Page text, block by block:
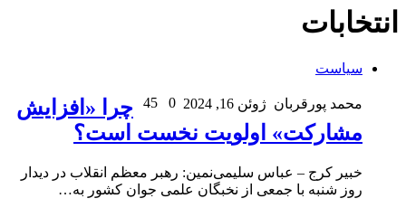
انتخابات
سیاست
محمد پورقربان ژوئن 16, 2024 0
چرا «افزایش
مشارکت» اولویت نخست است؟
خبیر کرج – عباس سلیمی‌نمین: رهبر معظم انقلاب در دیدار
روز شنبه با جمعی از نخبگان علمی جوان کشور به…